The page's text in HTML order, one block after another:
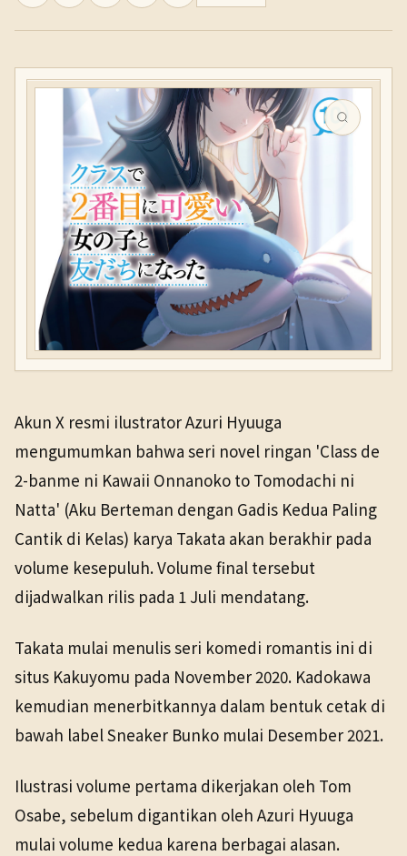
Akun X resmi ilustrator Azuri Hyuuga
mengumumkan bahwa seri novel ringan 'Class de
2-banme ni Kawaii Onnanoko to Tomodachi ni
Natta' (Aku Berteman dengan Gadis Kedua Paling
Cantik di Kelas) karya Takata akan berakhir pada
volume kesepuluh. Volume final tersebut
dijadwalkan rilis pada 1 Juli mendatang.
Takata mulai menulis seri komedi romantis ini di
situs Kakuyomu pada November 2020. Kadokawa
kemudian menerbitkannya dalam bentuk cetak di
bawah label Sneaker Bunko mulai Desember 2021.
Ilustrasi volume pertama dikerjakan oleh Tom
Osabe, sebelum digantikan oleh Azuri Hyuuga
mulai volume kedua karena berbagai alasan.